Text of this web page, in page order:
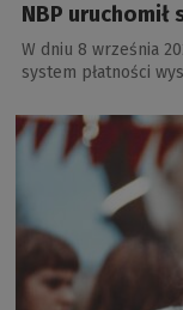
NBP uruchomił
W dniu 8 września
system płatności
a